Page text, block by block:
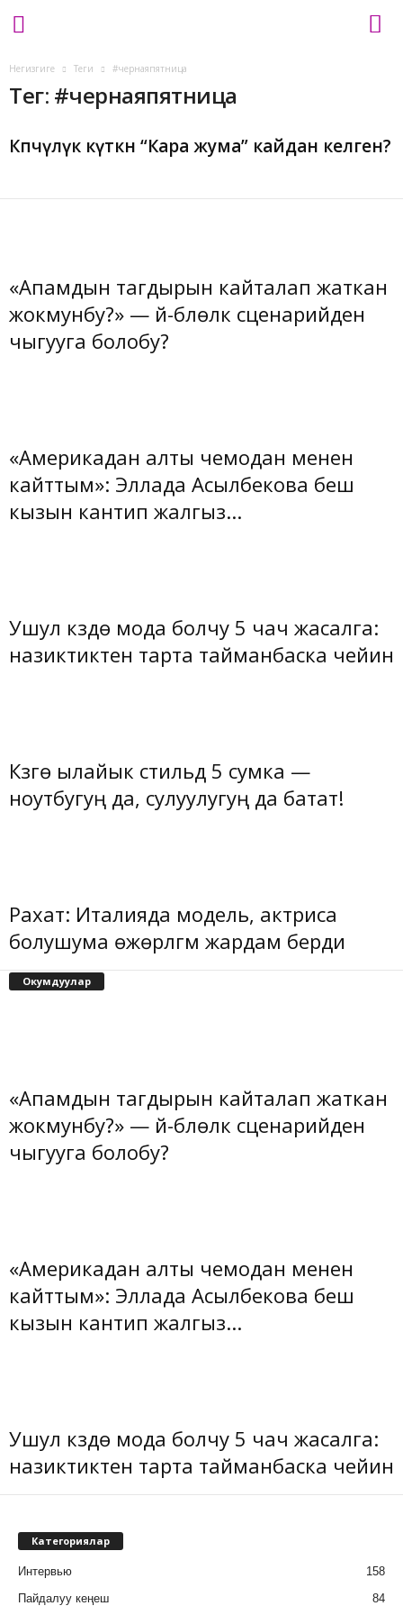
Негизгиге Теги #чернаяпятница
Тег: #чернаяпятница
Көпчүлүк күткөн “Кара жума” кайдан келген?
«Апамдын тагдырын кайталап жаткан
жокмунбу?» — үй-бүлөлүк сценарийден
чыгууга болобу?
«Америкадан алты чемодан менен
кайттым»: Эллада Асылбекова беш
кызын кантип жалгыз...
Ушул күздө мода болчу 5 чач жасалга:
назиктиктен тарта тайманбаска чейин
Күзгө ылайык стильдүү 5 сумка —
ноутбугуң да, сулуулугуң да батат!
Рахат: Италияда модель, актриса
болушума өжөрлүгүм жардам берди
Окумдуулар
«Апамдын тагдырын кайталап жаткан
жокмунбу?» — үй-бүлөлүк сценарийден
чыгууга болобу?
«Америкадан алты чемодан менен
кайттым»: Эллада Асылбекова беш
кызын кантип жалгыз...
Ушул күздө мода болчу 5 чач жасалга:
назиктиктен тарта тайманбаска чейин
Категориялар
Интервью
158
Пайдалуу кеңеш
84